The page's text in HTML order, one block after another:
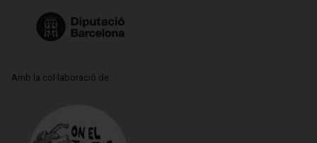
Amb la col·laboració de: